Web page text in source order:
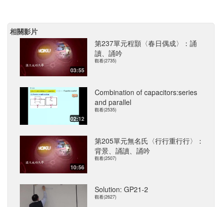
相關影片
03:55
第237單元程顥〈春日偶成〉：誦
讀、誦吟
觀看(2735)
02:12
Combination of capacitors:series
and parallel
觀看(2535)
10:56
第205單元無名氏〈行行重行行〉：
背景、誦讀、誦吟
觀看(2507)
Solution: GP21-2
觀看(2627)